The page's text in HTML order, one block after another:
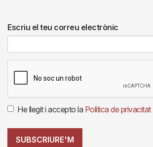
Escriu el teu correu electrònic
He llegit i accepto la Política de privacitat
SUBSCRIURE'M